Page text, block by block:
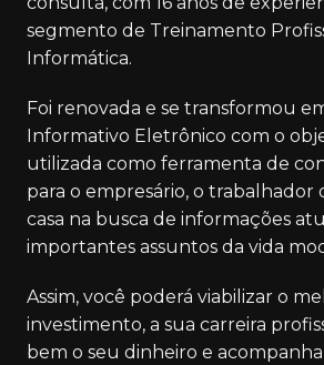
segmento de Treinamento
Informática.
Foi renovada e se transformou
Informativo Eletrônico com o
utilizada como ferramenta de
para o empresário, o trabalhador
casa na busca de informações
importantes assuntos da vida
Assim, você poderá viabilizar o
investimento, a sua carreira
bem o seu dinheiro e